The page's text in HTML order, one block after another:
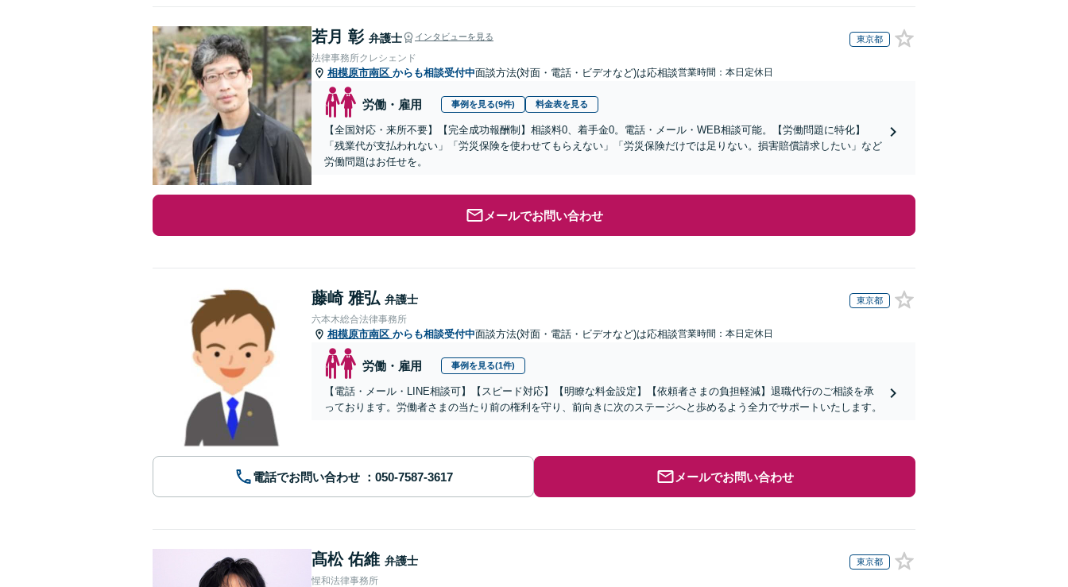
若月 彰 弁護士 インタビューを見る 東京都
法律事務所クレシェンド
相模原市南区 からも相談受付中面談方法(対面・電話・ビデオなど)は応相談営業時間：本日定休日
労働・雇用 事例を見る(9件) 料金表を見る
【全国対応・来所不要】【完全成功報酬制】相談料0、着手金0。電話・メール・WEB相談可能。【労働問題に特化】
「残業代が支払われない」「労災保険を使わせてもらえない」「労災保険だけでは足りない。損害賠償請求したい」など
労働問題はお任せを。
メールでお問い合わせ
藤崎 雅弘 弁護士 東京都
六本木総合法律事務所
相模原市南区 からも相談受付中面談方法(対面・電話・ビデオなど)は応相談営業時間：本日定休日
労働・雇用 事例を見る(1件)
【電話・メール・LINE相談可】【スピード対応】【明瞭な料金設定】【依頼者さまの負担軽減】退職代行のご相談を承
っております。労働者さまの当たり前の権利を守り、前向きに次のステージへと歩めるよう全力でサポートいたします。
電話でお問い合わせ メールでお問い合わせ
髙松 佑維 弁護士 東京都
惺和法律事務所